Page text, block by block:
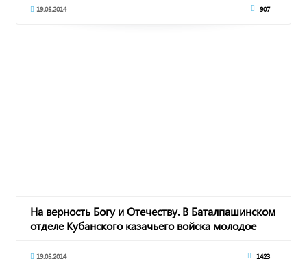
19.05.2014 907
На верность Богу и Отечеству. В Баталпашинском
отделе Кубанского казачьего войска молодое
19.05.2014 1423